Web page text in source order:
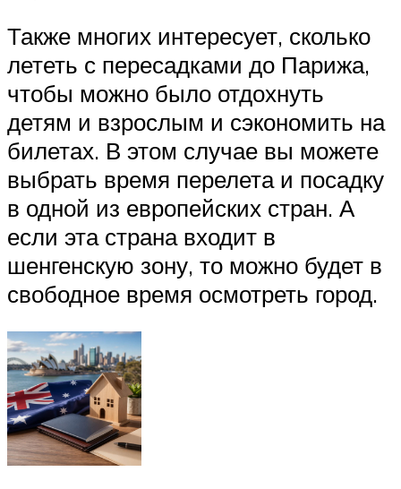
Также многих интересует, сколько
лететь с пересадками до Парижа,
чтобы можно было отдохнуть
детям и взрослым и сэкономить на
билетах. В этом случае вы можете
выбрать время перелета и посадку
в одной из европейских стран. А
если эта страна входит в
шенгенскую зону, то можно будет в
свободное время осмотреть город.